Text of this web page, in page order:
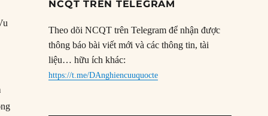
NCQT TRÊN TELEGRAM
Theo dõi NCQT trên Telegram để nhận được
thông báo bài viết mới và các thông tin, tài
liệu… hữu ích khác:
https://t.me/DAnghiencuuquocte